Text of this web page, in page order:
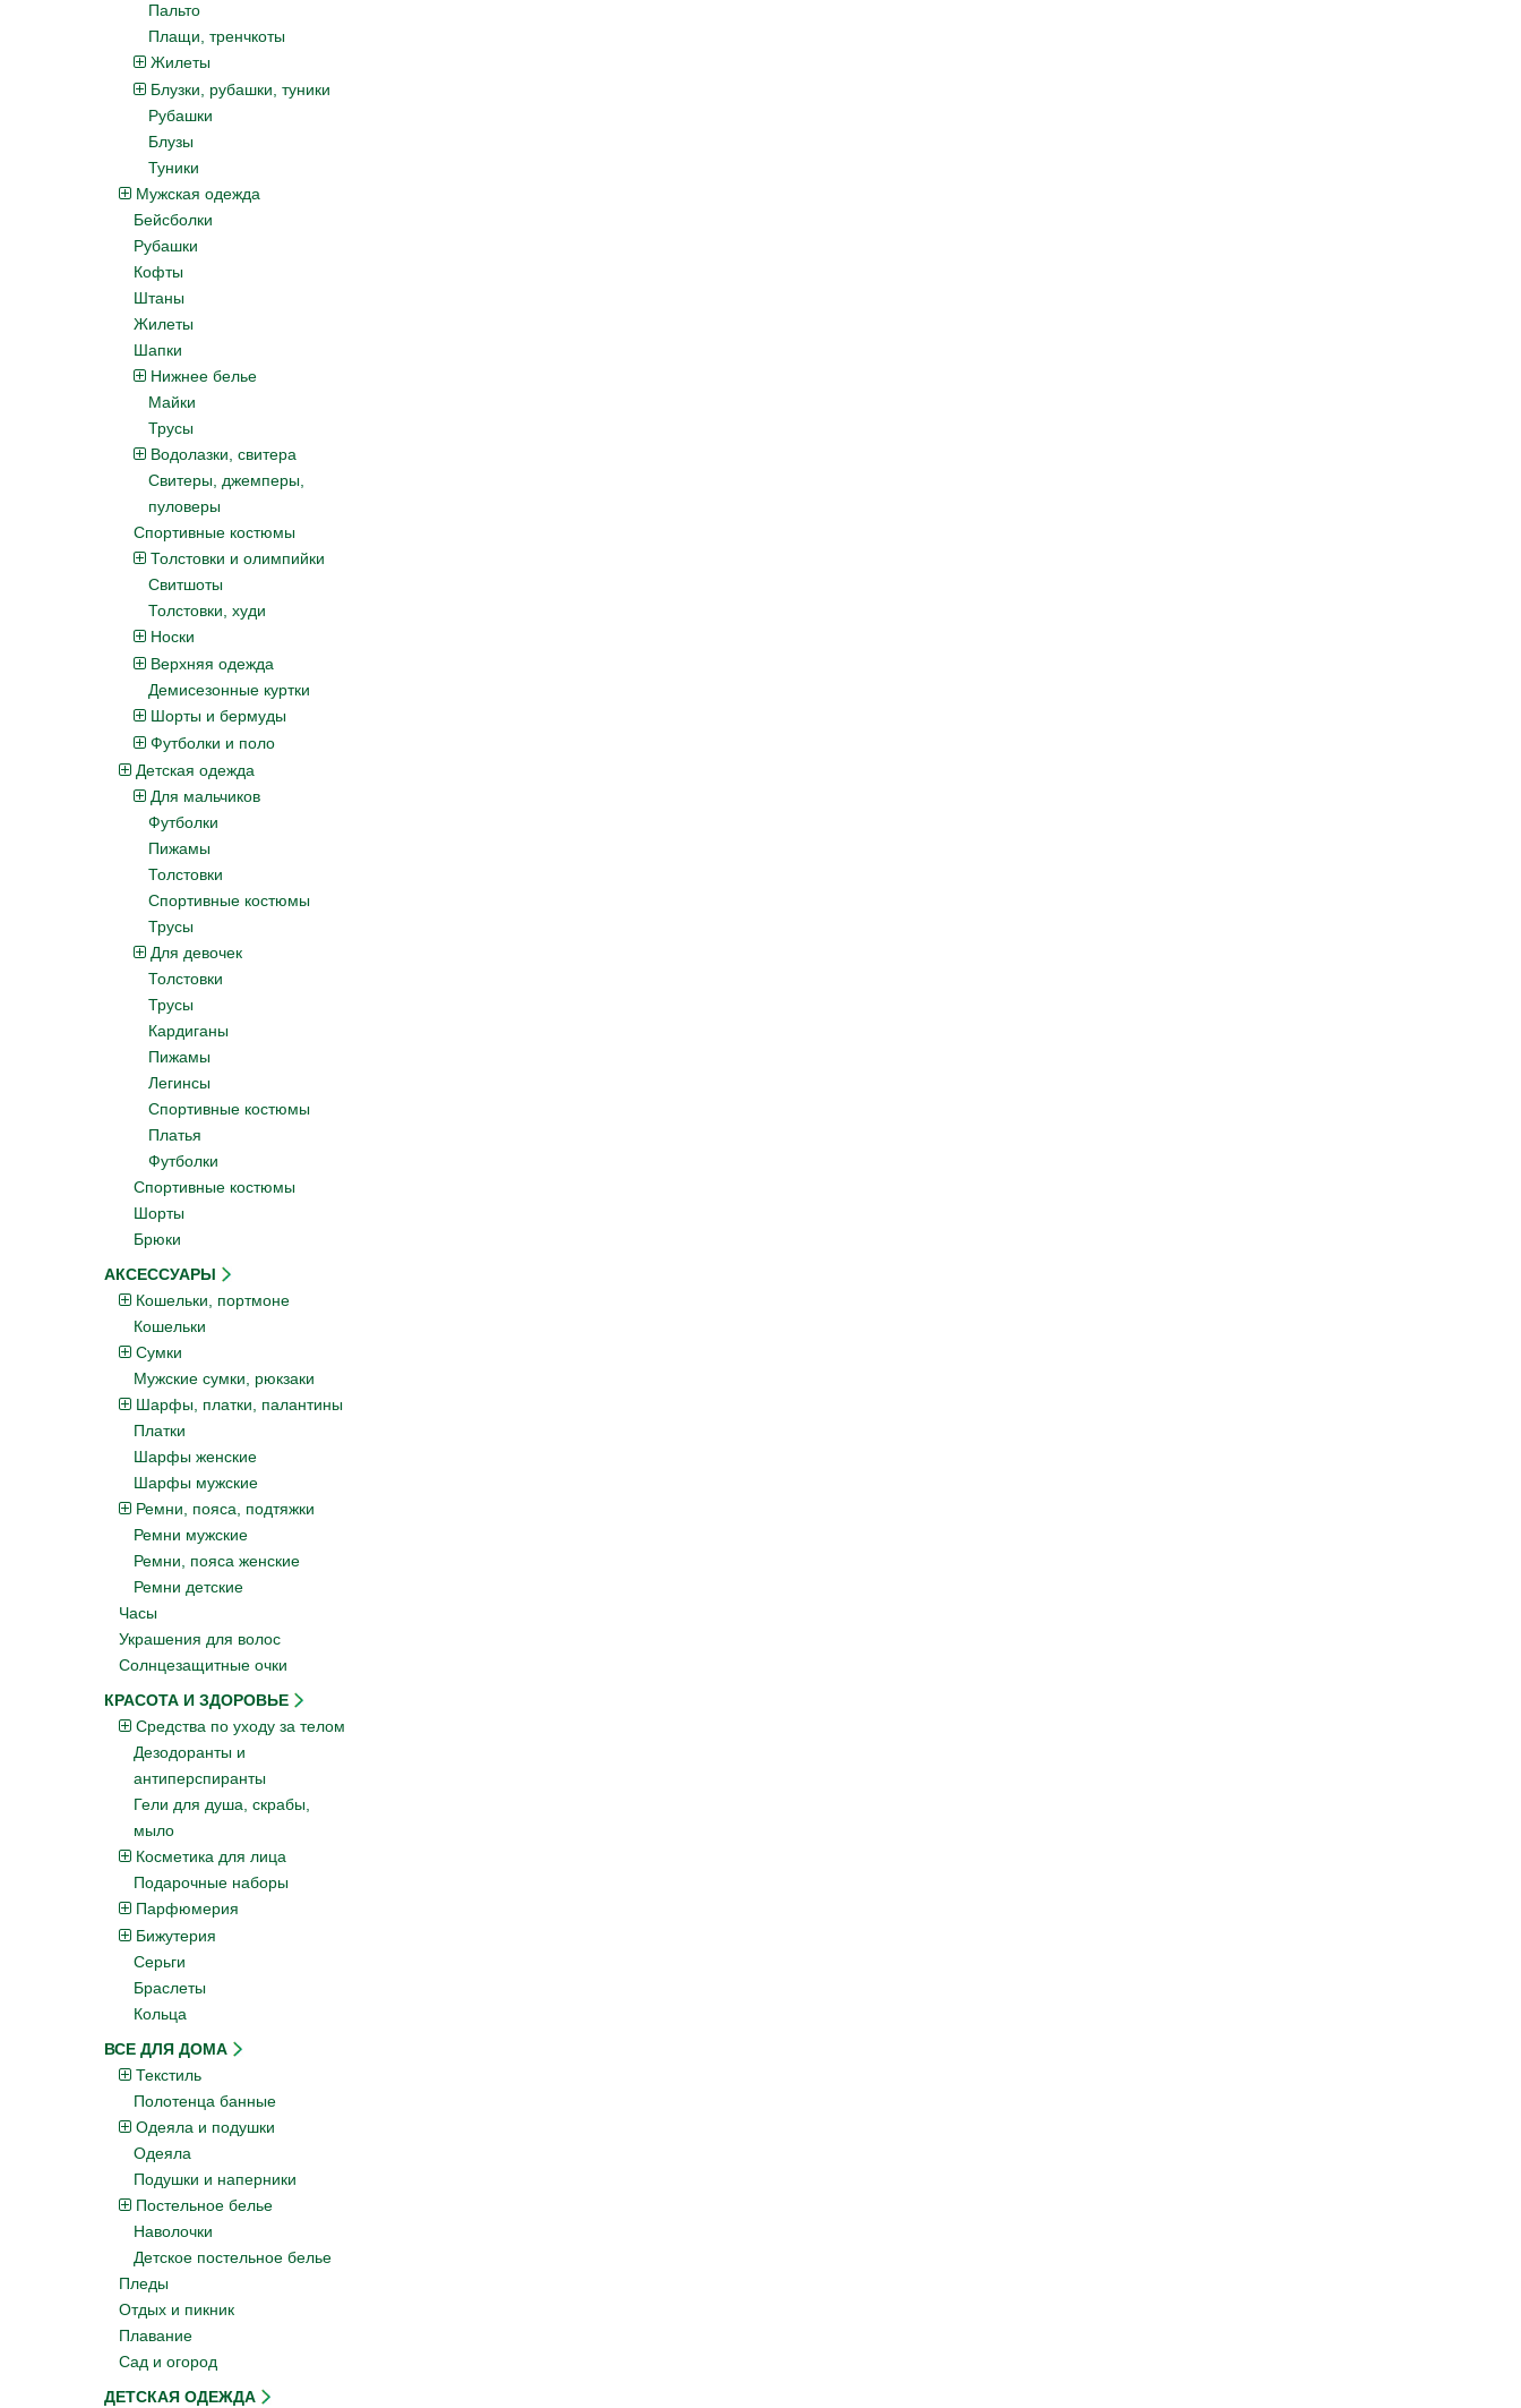
Пальто
Плащи, тренчкоты
Жилеты
Блузки, рубашки, туники
Рубашки
Блузы
Туники
Мужская одежда
Бейсболки
Рубашки
Кофты
Штаны
Жилеты
Шапки
Нижнее белье
Майки
Трусы
Водолазки, свитера
Свитеры, джемперы,
пуловеры
Спортивные костюмы
Толстовки и олимпийки
Свитшоты
Толстовки, худи
Носки
Верхняя одежда
Демисезонные куртки
Шорты и бермуды
Футболки и поло
Детская одежда
Для мальчиков
Футболки
Пижамы
Толстовки
Спортивные костюмы
Трусы
Для девочек
Толстовки
Трусы
Кардиганы
Пижамы
Легинсы
Спортивные костюмы
Платья
Футболки
Спортивные костюмы
Шорты
Брюки
АКСЕССУАРЫ
Кошельки, портмоне
Кошельки
Сумки
Мужские сумки, рюкзаки
Шарфы, платки, палантины
Платки
Шарфы женские
Шарфы мужские
Ремни, пояса, подтяжки
Ремни мужские
Ремни, пояса женские
Ремни детские
Часы
Украшения для волос
Солнцезащитные очки
КРАСОТА И ЗДОРОВЬЕ
Средства по уходу за телом
Дезодоранты и
антиперспиранты
Гели для душа, скрабы,
мыло
Косметика для лица
Подарочные наборы
Парфюмерия
Бижутерия
Серьги
Браслеты
Кольца
ВСЕ ДЛЯ ДОМА
Текстиль
Полотенца банные
Одеяла и подушки
Одеяла
Подушки и наперники
Постельное белье
Наволочки
Детское постельное белье
Пледы
Отдых и пикник
Плавание
Сад и огород
ДЕТСКАЯ ОДЕЖДА